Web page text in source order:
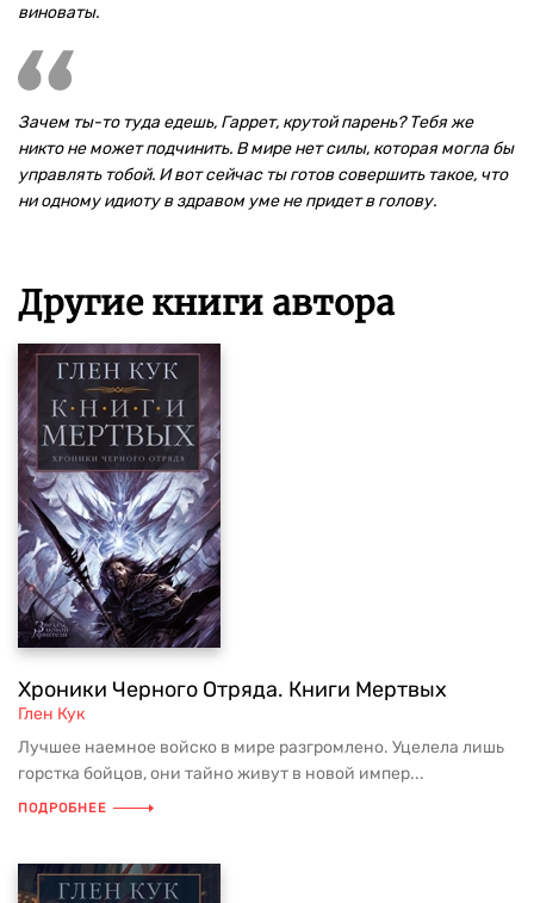
виноваты.
Зачем ты-то туда едешь, Гаррет, крутой парень? Тебя же
никто не может подчинить. В мире нет силы, которая могла бы
управлять тобой. И вот сейчас ты готов совершить такое, что
ни одному идиоту в здравом уме не придет в голову.
Другие книги автора
Хроники Черного Отряда. Книги Мертвых
Глен Кук
Лучшее наемное войско в мире разгромлено. Уцелела лишь
горстка бойцов, они тайно живут в новой импер...
ПОДРОБНЕЕ